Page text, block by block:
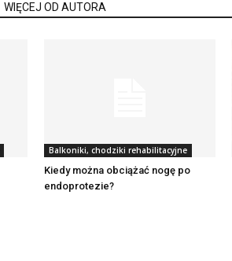
WIĘCEJ OD AUTORA
Balkoniki, chodziki rehabilitacyjne
Kiedy można obciążać nogę po
endoprotezie?